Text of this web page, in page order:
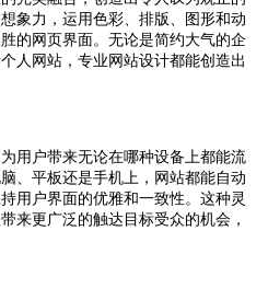
象力，运用色彩、排版、图形和动
的网页界面。无论是简约大气的企
人网站，专业网站设计都能创造出
用户带来无论在哪种设备上都能流
、平板还是手机上，网站都能自动
用户界面的优雅和一致性。这种灵
来更广泛的触达目标受众的机会，